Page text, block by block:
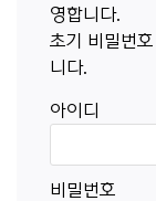
영합니다.
초기 비밀번
니다.
아이디
비밀번호